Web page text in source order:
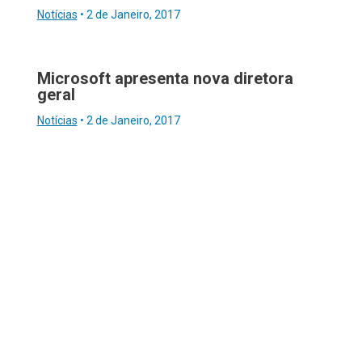
Notícias • 2 de Janeiro, 2017
Microsoft apresenta nova diretora
geral
Notícias • 2 de Janeiro, 2017